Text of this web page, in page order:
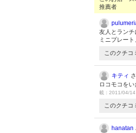
推薦者
友人とラン
ミニプレー
このクチコ
キティ
ロコモコを
載：2011/04/14
このクチコ
hanatan